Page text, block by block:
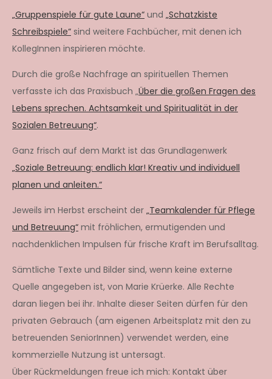
„Gruppenspiele für gute Laune“ und „Schatzkiste
Schreibspiele“ sind weitere Fachbücher, mit denen ich
KollegInnen inspirieren möchte.
Durch die große Nachfrage an spirituellen Themen
verfasste ich das Praxisbuch „Über die großen Fragen des
Lebens sprechen. Achtsamkeit und Spiritualität in der
Sozialen Betreuung“.
Ganz frisch auf dem Markt ist das Grundlagenwerk
„Soziale Betreuung: endlich klar! Kreativ und individuell
planen und anleiten.“
Jeweils im Herbst erscheint der „Teamkalender für Pflege
und Betreuung“ mit fröhlichen, ermutigenden und
nachdenklichen Impulsen für frische Kraft im Berufsalltag.
Sämtliche Texte und Bilder sind, wenn keine externe
Quelle angegeben ist, von Marie Krüerke. Alle Rechte
daran liegen bei ihr. Inhalte dieser Seiten dürfen für den
privaten Gebrauch (am eigenen Arbeitsplatz mit den zu
betreuenden SeniorInnen) verwendet werden, eine
kommerzielle Nutzung ist untersagt.
Über Rückmeldungen freue ich mich: Kontakt über